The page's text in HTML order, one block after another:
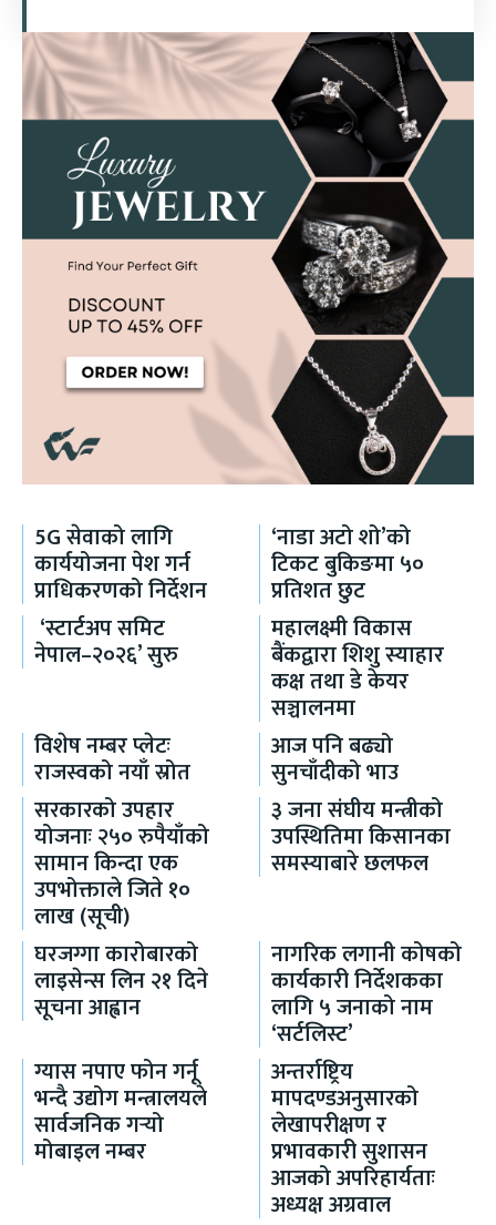
5G सेवाको लागि
कार्ययोजना पेश गर्न
प्राधिकरणको निर्देशन
‘नाडा अटो शो’को
टिकट बुकिङमा ५०
प्रतिशत छुट
‘स्टार्टअप समिट
नेपाल–२०२६’ सुरु
महालक्ष्मी विकास
बैंकद्वारा शिशु स्याहार
कक्ष तथा डे केयर
सञ्चालनमा
विशेष नम्बर प्लेटः
राजस्वको नयाँ स्रोत
आज पनि बढ्यो
सुनचाँदीको भाउ
सरकारको उपहार
योजनाः २५० रुपैयाँको
सामान किन्दा एक
उपभोक्ताले जिते १०
लाख (सूची)
३ जना संघीय मन्त्रीको
उपस्थितिमा किसानका
समस्याबारे छलफल
घरजग्गा कारोबारको
लाइसेन्स लिन २१ दिने
सूचना आह्वान
नागरिक लगानी कोषको
कार्यकारी निर्देशकका
लागि ५ जनाको नाम
‘सर्टलिस्ट’
ग्यास नपाए फोन गर्नू
भन्दै उद्योग मन्त्रालयले
सार्वजनिक गर्‍यो
मोबाइल नम्बर
अन्तर्राष्ट्रिय
मापदण्डअनुसारको
लेखापरीक्षण र
प्रभावकारी सुशासन
आजको अपरिहार्यताः
अध्यक्ष अग्रवाल